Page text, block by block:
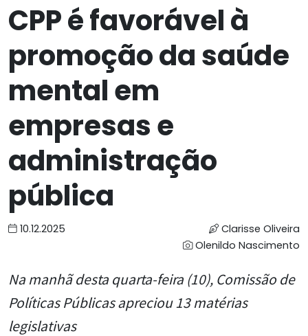
CPP é favorável à
promoção da saúde
mental em
empresas e
administração
pública
10.12.2025
Clarisse Oliveira
Olenildo Nascimento
Na manhã desta quarta-feira (10), Comissão de
Políticas Públicas apreciou 13 matérias
legislativas